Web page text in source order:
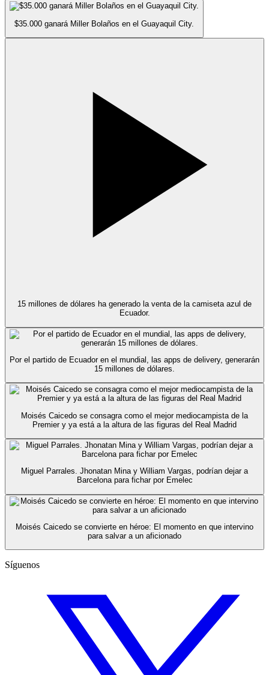
$35.000 ganará Miller Bolaños en el Guayaquil City.
15 millones de dólares ha generado la venta de la camiseta azul de
Ecuador.
Por el partido de Ecuador en el mundial, las apps de delivery, generarán
15 millones de dólares.
Moisés Caicedo se consagra como el mejor mediocampista de la
Premier y ya está a la altura de las figuras del Real Madrid
Miguel Parrales. Jhonatan Mina y William Vargas, podrían dejar a
Barcelona para fichar por Emelec
Moisés Caicedo se convierte en héroe: El momento en que intervino
para salvar a un aficionado
Síguenos